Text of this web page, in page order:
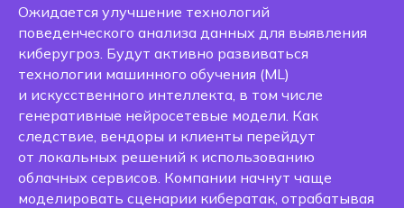
Ожидается улучшение технологий
поведенческого анализа данных для выявления
киберугроз. Будут активно развиваться
технологии машинного обучения (ML)
и искусственного интеллекта, в том числе
генеративные нейросетевые модели. Как
следствие, вендоры и клиенты перейдут
от локальных решений к использованию
облачных сервисов. Компании начнут чаще
моделировать сценарии кибератак, отрабатывая